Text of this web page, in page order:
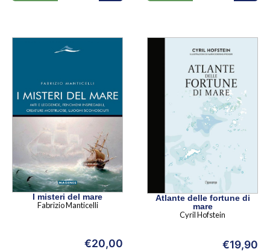
I misteri del mare
Fabrizio Manticelli
€20,00
Atlante delle fortune di
mare
Cyril Hofstein
€19,90